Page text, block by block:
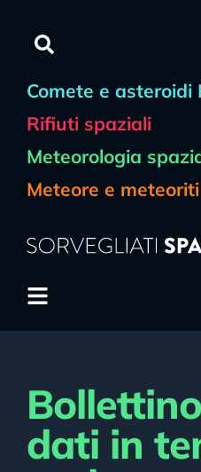
Comete e asteroidi
Rifiuti spaziali
Meteorologia
Meteore e meteoriti
dati in